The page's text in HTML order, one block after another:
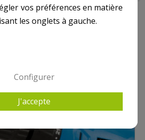
DANS PERCEUSES, VISSEUSES
vos préférences en matière
les onglets à gauche.
Configurer
J'accepte